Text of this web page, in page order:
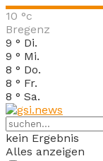
10 °c
Bregenz
9 ° Di.
9 ° Mi.
8 ° Do.
8 ° Fr.
8 ° Sa.
kein Ergebnis
Alles anzeigen